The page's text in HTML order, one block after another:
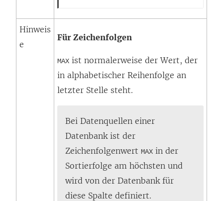
ö
Hinweis
e
Für Zeichenfolgen
MAX ist normalerweise der Wert, der
in alphabetischer Reihenfolge an
letzter Stelle steht.
Bei Datenquellen einer
Datenbank ist der
Zeichenfolgenwert MAX in der
Sortierfolge am höchsten und
wird von der Datenbank für
diese Spalte definiert.